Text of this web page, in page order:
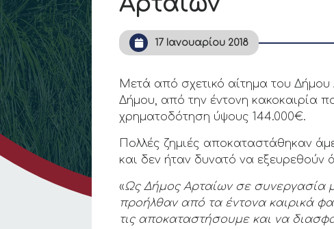
17 Ιανουαρίου 2018
Μετά από σχετικό αίτημα του Δήμου
Δήμου, από την έντονη κακοκαιρία
χρηματοδότηση ύψους 144.000€.
Πολλές ζημιές αποκαταστάθηκαν
και δεν ήταν δυνατό να εξευρεθούν
«Ως Δήμος Αρταίων σε συνεργασία
προήλθαν από τα έντονα καιρικά
τις αποκαταστήσουμε και να